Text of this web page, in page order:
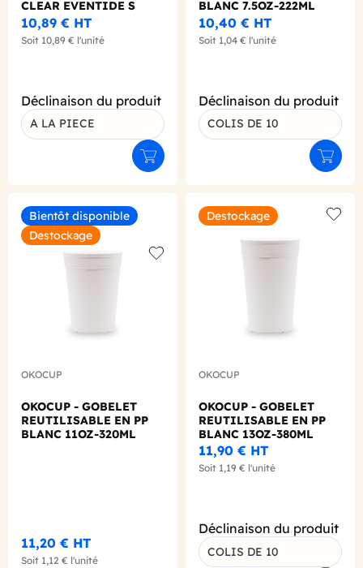
CLEAR EVENTIDE S
08OZ-227ML
10,89 € HT
Soit 10,89 € l'unité
Déclinaison du produit
A LA PIECE
Ajouter au panier
BLANC 7.5OZ-222ML
Ø80MM X1
10,40 € HT
Soit 1,04 € l'unité
Déclinaison du produit
COLIS DE 10
Bientôt disponible
Destockage
OKOCUP
OKOCUP - GOBELET
REUTILISABLE EN PP
BLANC 11OZ-320ML
11,20 € HT
Soit 1,12 € l'unité
Destockage
OKOCUP
OKOCUP - GOBELET
REUTILISABLE EN PP
BLANC 13OZ-380ML
Ø80MM X1
11,90 € HT
Soit 1,19 € l'unité
Déclinaison du produit
COLIS DE 10